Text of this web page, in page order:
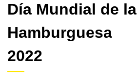
Día Mundial de la
Hamburguesa
2022